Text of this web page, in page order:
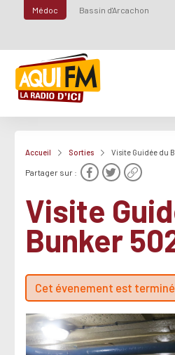
Médoc Bassin d'Arcachon
Accueil Sorties Visite Guidée du
Partager sur :
Visite
Bunker
Cet évenement est terminé